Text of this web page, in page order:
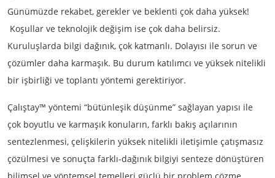
Günümüzde rekabet, gerekler ve beklenti çok daha yüksek!
Koşullar ve teknolojik değişim ise çok daha belirsiz.
Kuruluşlarda bilgi dağınık, çok katmanlı. Dolayısı ile sorun ve
çözümler daha karmaşık. Bu durum katılımcı ve yüksek nitelikli
bir işbirliği ve toplantı yöntemi gerektiriyor.
Çalıştay™ yöntemi “bütünleşik düşünme” sağlayan yapısı ile
çok boyutlu ve karmaşık konuların, farklı bakış açılarının
sentezlenmesi, çelişkilerin yüksek nitelikli iletişimle çatışmasız
çözülmesi ve sonuçta farklı-dağınık bilgiyi senteze dönüştüren